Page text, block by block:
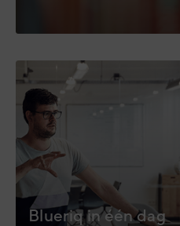
Blueriq in één dag